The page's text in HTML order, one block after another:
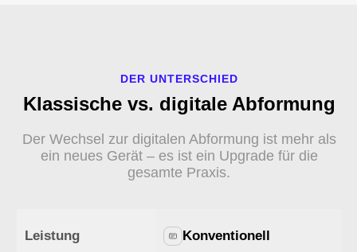
DER UNTERSCHIED
Klassische vs. digitale Abformung
Der Wechsel zur digitalen Abformung ist mehr als
ein neues Gerät – es ist ein Upgrade für die
gesamte Praxis.
Leistung Konventionell